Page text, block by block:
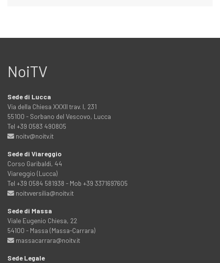
NoiTV
Sede di Lucca
Via della Chiesa XXXII trav. I, 231
55100 - Sorbano del Vescovo, Lucca
Tel +39 0583 490805
noitv@noitv.it
Sede di Viareggio
Corso Garibaldi, 44
Viareggio (Lucca)
Tel +39 0584 581938 - Mob +39 3371697605
noitvversilia@noitv.it
Sede di Massa
Viale Eugenio Chiesa, 22
54100 - Massa (Massa-Carrara)
massacarrara@noitv.it
Sede Legale